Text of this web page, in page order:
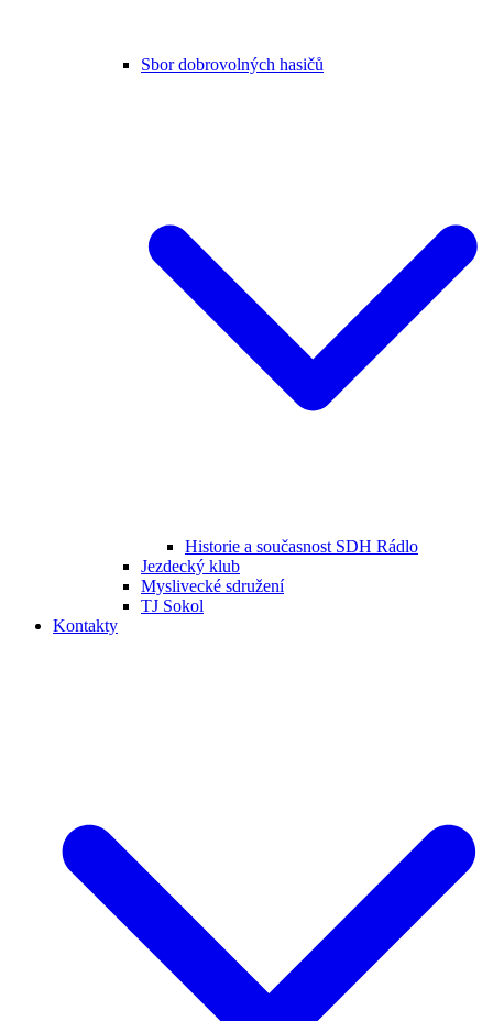
Sbor dobrovolných hasičů
Historie a současnost SDH Rádlo
Jezdecký klub
Myslivecké sdružení
TJ Sokol
Kontakty